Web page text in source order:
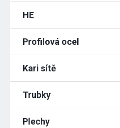
HE
Profilová ocel
Kari sítě
Trubky
Plechy